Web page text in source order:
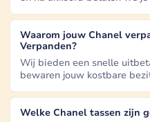
Waarom jouw Chanel
Verpanden?
Wij bieden een snelle
bewaren jouw kostbare
Welke Chanel tassen zijn